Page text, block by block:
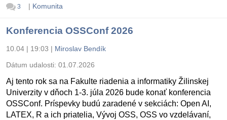
3 | Komunita
Konferencia OSSConf 2026
10.04 | 19:03 | Miroslav Bendík
Dátum udalosti: 01.07.2026
Aj tento rok sa na Fakulte riadenia a informatiky Žilinskej
Univerzity v dňoch 1-3. júla 2026 bude konať konferencia
OSSConf. Príspevky budú zaradené v sekciách: Open AI,
LATEX, R a ich priatelia, Vývoj OSS, OSS vo vzdelávaní,